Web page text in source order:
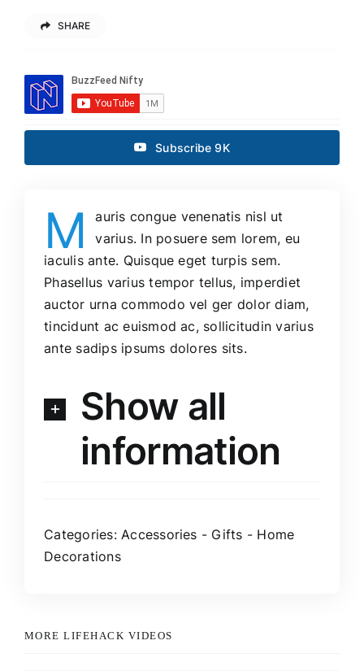
SHARE
Subscribe 9K
M
auris congue venenatis nisl ut
varius. In posuere sem lorem, eu
iaculis ante. Quisque eget turpis sem.
Phasellus varius tempor tellus, imperdiet
auctor urna commodo vel ger dolor diam,
tincidunt ac euismod ac, sollicitudin varius
ante sadips ipsums dolores sits.
Show all
information
Categories: Accessories - Gifts - Home
Decorations
MORE LIFEHACK VIDEOS